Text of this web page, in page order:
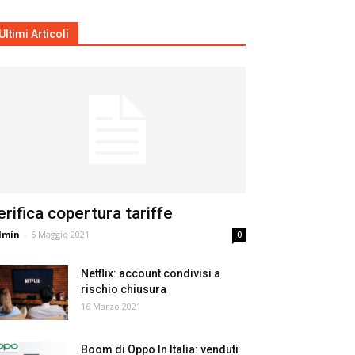
Articoli
copertura tariffe
- 6 Maggio 2021 0
Netflix: account condivisi a
rischio chiusura
16 Marzo 2021
Boom di Oppo In Italia: venduti